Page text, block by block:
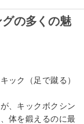
の多くの魅
ック（足で蹴る）
、キックボクシン
体を鍛えるのに最